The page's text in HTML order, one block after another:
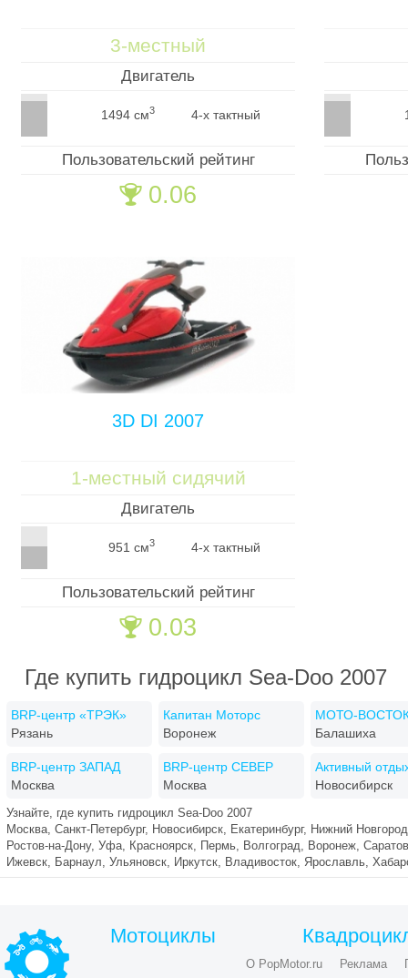
3-местный
Двигатель
1494 см3 4-х тактный
Пользовательский рейтинг
🏆 0.06
3D DI 2007
1-местный сидячий
Двигатель
951 см3 4-х тактный
Пользовательский рейтинг
🏆 0.03
Где купить гидроцикл Sea-Doo 2007
BRP-центр «ТРЭК»
Рязань
Капитан Моторс
Воронеж
МОТО-
Балашиха
BRP-центр ЗАПАД
Москва
BRP-центр СЕВЕР
Москва
Активный
Новосибирск
Узнайте, где купить гидроцикл Sea-Doo 2007
Москва, Санкт-Петербург, Новосибирск, Екатеринбург, Нижний
Ростов-на-Дону, Уфа, Красноярск, Пермь, Волгоград, Воронеж,
Ижевск, Барнаул, Ульяновск, Иркутск, Владивосток, Ярославль,
Мотоциклы
О PopMotor.ru Реклама